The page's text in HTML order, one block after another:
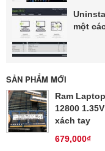
một
SẢN PHẨM MỚI
Ram
12800
xách tay
679,000₫